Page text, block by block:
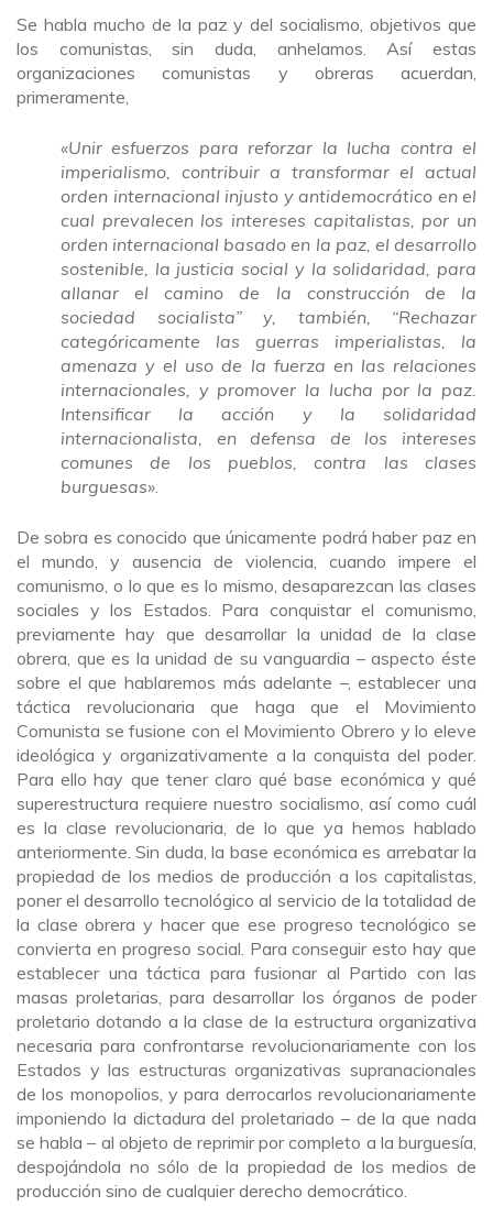
Se habla mucho de la paz y del socialismo, objetivos que
los comunistas, sin duda, anhelamos. Así estas
organizaciones comunistas y obreras acuerdan,
primeramente,
«Unir esfuerzos para reforzar la lucha contra el
imperialismo, contribuir a transformar el actual
orden internacional injusto y antidemocrático en el
cual prevalecen los intereses capitalistas, por un
orden internacional basado en la paz, el desarrollo
sostenible, la justicia social y la solidaridad, para
allanar el camino de la construcción de la
sociedad socialista” y, también, “Rechazar
categóricamente las guerras imperialistas, la
amenaza y el uso de la fuerza en las relaciones
internacionales, y promover la lucha por la paz.
Intensificar la acción y la solidaridad
internacionalista, en defensa de los intereses
comunes de los pueblos, contra las clases
burguesas»
De sobra es conocido que únicamente podrá haber paz en
el mundo, y ausencia de violencia, cuando impere el
comunismo, o lo que es lo mismo, desaparezcan las clases
sociales y los Estados. Para conquistar el comunismo,
previamente hay que desarrollar la unidad de la clase
obrera, que es la unidad de su vanguardia – aspecto éste
sobre el que hablaremos más adelante –, establecer una
táctica revolucionaria que haga que el Movimiento
Comunista se fusione con el Movimiento Obrero y lo eleve
ideológica y organizativamente a la conquista del poder.
Para ello hay que tener claro qué base económica y qué
superestructura requiere nuestro socialismo, así como cuál
es la clase revolucionaria, de lo que ya hemos hablado
anteriormente. Sin duda, la base económica es arrebatar la
propiedad de los medios de producción a los capitalistas,
poner el desarrollo tecnológico al servicio de la totalidad de
la clase obrera y hacer que ese progreso tecnológico se
convierta en progreso social. Para conseguir esto hay que
establecer una táctica para fusionar al Partido con las
masas proletarias, para desarrollar los órganos de poder
proletario dotando a la clase de la estructura organizativa
necesaria para confrontarse revolucionariamente con los
Estados y las estructuras organizativas supranacionales
de los monopolios, y para derrocarlos revolucionariamente
imponiendo la dictadura del proletariado – de la que nada
se habla – al objeto de reprimir por completo a la burguesía,
despojándola no sólo de la propiedad de los medios de
producción sino de cualquier derecho democrático.